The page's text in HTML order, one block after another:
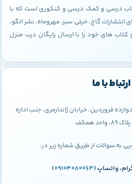
درسی و کمک درسی و کنکوری است که با
گاج، خیلی سبز، مهروماه، نشر الگو،
کتاب های خود را با ارسال رایگان درب منزل
ارتباط با ما
فروردین، خیابان ژاندارمری، جنب اداره
همکف
به سوالات از طریق شماره زیر در:
واتساپ (09104080064
)